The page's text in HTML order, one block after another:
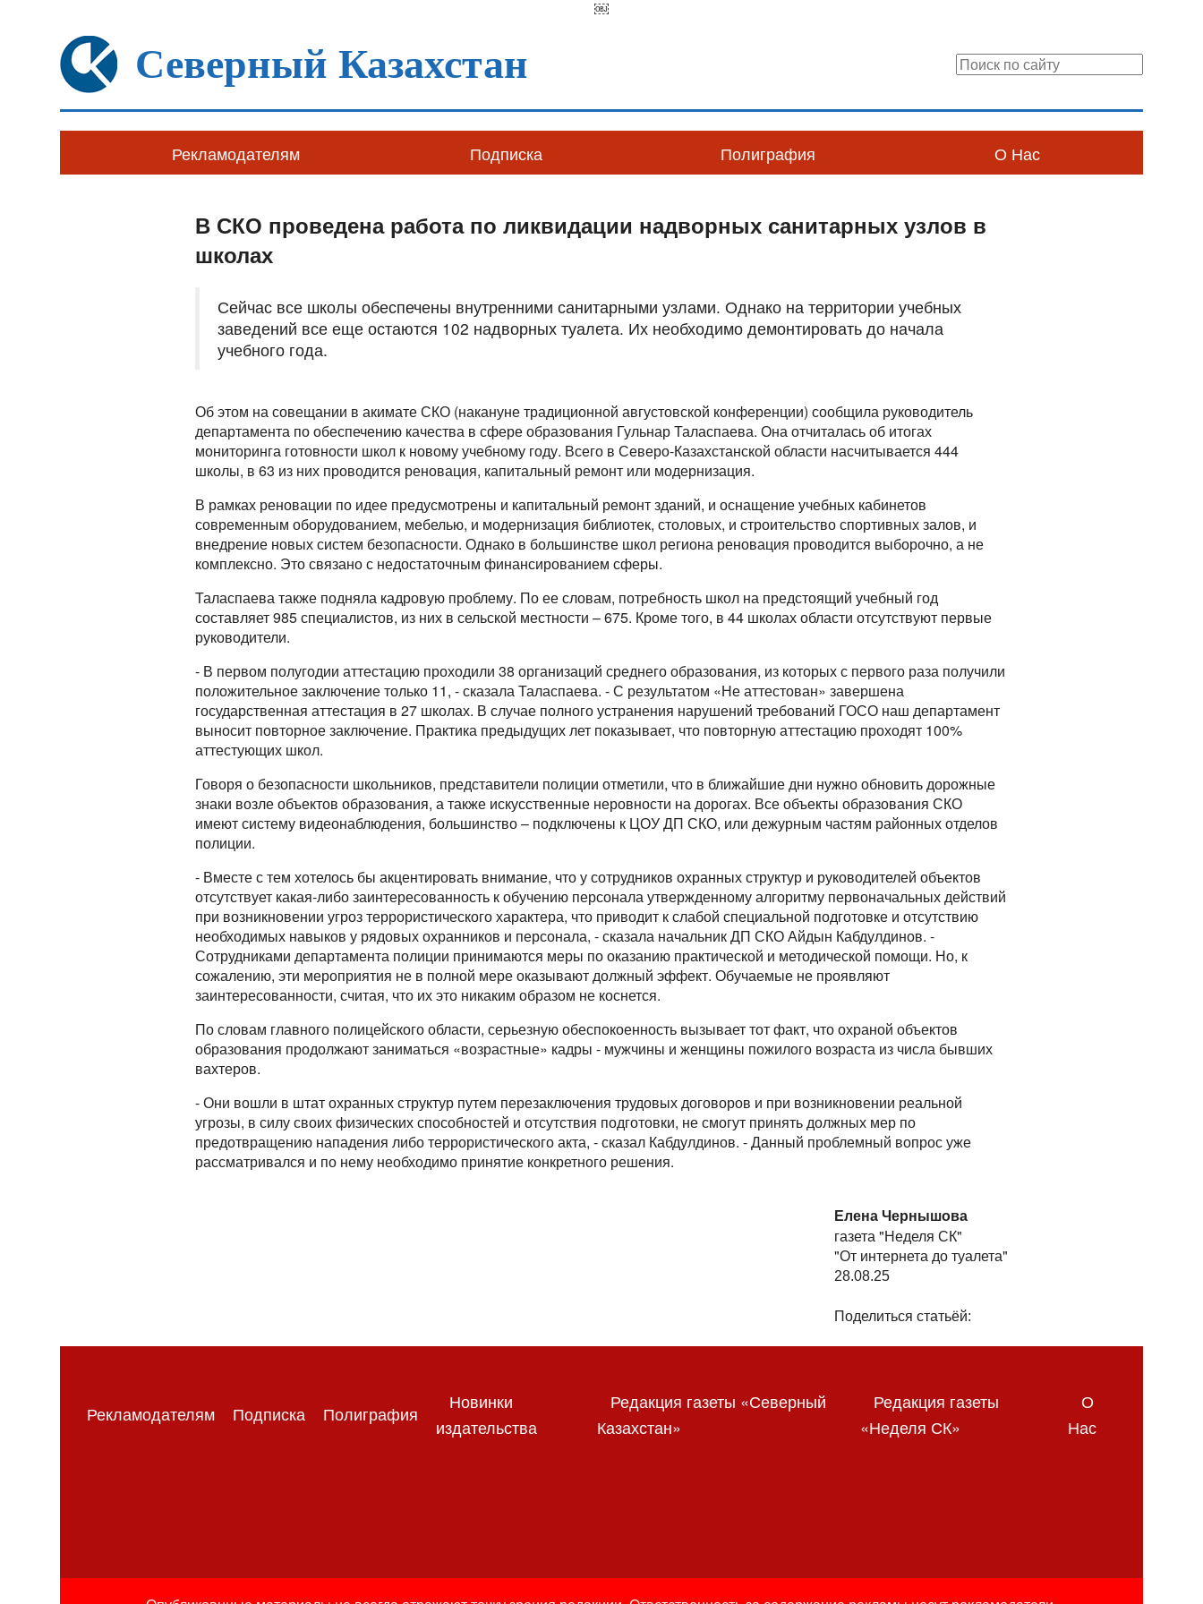
￼
Северный Казахстан
Рекламодателям Подписка Полиграфия О Нас
В СКО проведена работа по ликвидации надворных санитарных узлов в
школах
Сейчас все школы обеспечены внутренними санитарными узлами. Однако на территории учебных
заведений все еще остаются 102 надворных туалета. Их необходимо демонтировать до начала
учебного года.
Об этом на совещании в акимате СКО (накануне традиционной августовской конференции) сообщила руководитель
департамента по обеспечению качества в сфере образования Гульнар Таласпаева. Она отчиталась об итогах
мониторинга готовности школ к новому учебному году. Всего в Северо-Казахстанской области насчитывается 444
школы, в 63 из них проводится реновация, капитальный ремонт или модернизация.
В рамках реновации по идее предусмотрены и капитальный ремонт зданий, и оснащение учебных кабинетов
современным оборудованием, мебелью, и модернизация библиотек, столовых, и строительство спортивных залов, и
внедрение новых систем безопасности. Однако в большинстве школ региона реновация проводится выборочно, а не
комплексно. Это связано с недостаточным финансированием сферы.
Таласпаева также подняла кадровую проблему. По ее словам, потребность школ на предстоящий учебный год
составляет 985 специалистов, из них в сельской местности – 675. Кроме того, в 44 школах области отсутствуют первые
руководители.
- В первом полугодии аттестацию проходили 38 организаций среднего образования, из которых с первого раза получили
положительное заключение только 11, - сказала Таласпаева. - С результатом «Не аттестован» завершена
государственная аттестация в 27 школах. В случае полного устранения нарушений требований ГОСО наш департамент
выносит повторное заключение. Практика предыдущих лет показывает, что повторную аттестацию проходят 100%
аттестующих школ.
Говоря о безопасности школьников, представители полиции отметили, что в ближайшие дни нужно обновить дорожные
знаки возле объектов образования, а также искусственные неровности на дорогах. Все объекты образования СКО
имеют систему видеонаблюдения, большинство – подключены к ЦОУ ДП СКО, или дежурным частям районных отделов
полиции.
- Вместе с тем хотелось бы акцентировать внимание, что у сотрудников охранных структур и руководителей объектов
отсутствует какая-либо заинтересованность к обучению персонала утвержденному алгоритму первоначальных действий
при возникновении угроз террористического характера, что приводит к слабой специальной подготовке и отсутствию
необходимых навыков у рядовых охранников и персонала, - сказала начальник ДП СКО Айдын Кабдулдинов. -
Сотрудниками департамента полиции принимаются меры по оказанию практической и методической помощи. Но, к
сожалению, эти мероприятия не в полной мере оказывают должный эффект. Обучаемые не проявляют
заинтересованности, считая, что их это никаким образом не коснется.
По словам главного полицейского области, серьезную обеспокоенность вызывает тот факт, что охраной объектов
образования продолжают заниматься «возрастные» кадры - мужчины и женщины пожилого возраста из числа бывших
вахтеров.
- Они вошли в штат охранных структур путем перезаключения трудовых договоров и при возникновении реальной
угрозы, в силу своих физических способностей и отсутствия подготовки, не смогут принять должных мер по
предотвращению нападения либо террористического акта, - сказал Кабдулдинов. - Данный проблемный вопрос уже
рассматривался и по нему необходимо принятие конкретного решения.
Елена Чернышова
газета "Неделя СК"
"От интернета до туалета"
28.08.25
Поделиться статьёй:
Рекламодателям Подписка Полиграфия
Новинки
издательства
Редакция газеты «Северный
Казахстан»
Редакция газеты
«Неделя СК»
О
Нас